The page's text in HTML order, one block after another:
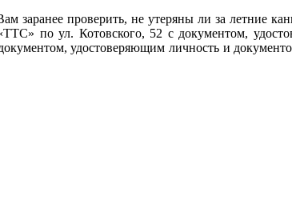
заранее проверить, не утеряны ли за летние
по ул. Котовского, 52 с документом,
удостоверяющим личность и